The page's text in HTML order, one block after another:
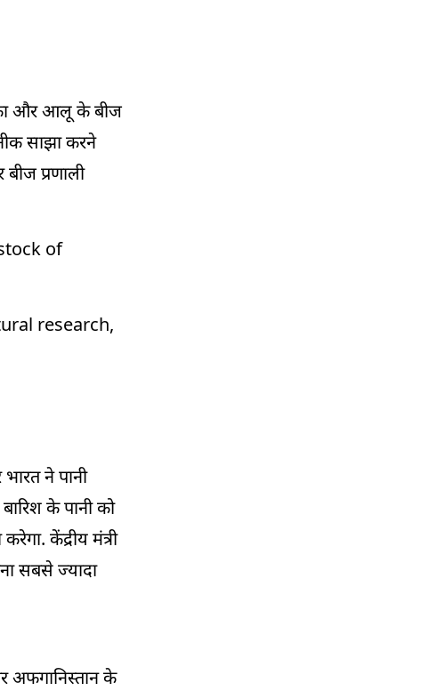
और आलू के बीज
साझा करने
प्रणाली
of
research,
ने पानी
के पानी को
केंद्रीय मंत्री
सबसे ज्यादा
के